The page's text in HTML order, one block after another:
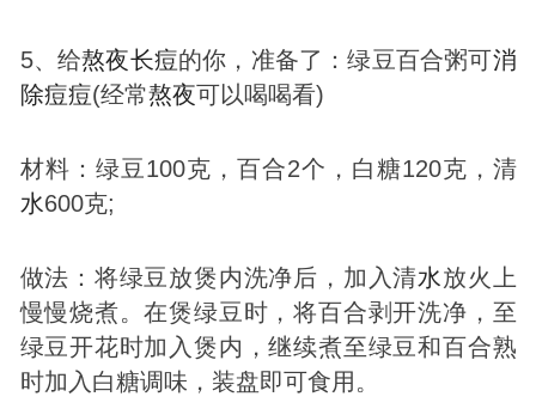
5、给熬夜长痘的你，准备了：绿豆百合粥可消
除痘痘(经常熬夜可以喝喝看)
材料：绿豆100克，百合2个，白糖120克，清
水600克;
做法：将绿豆放煲内洗净后，加入清水放火上
慢慢烧煮。在煲绿豆时，将百合剥开洗净，至
绿豆开花时加入煲内，继续煮至绿豆和百合熟
时加入白糖调味，装盘即可食用。